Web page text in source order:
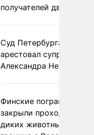
получателей двух
Суд Петербурга заочно
арестовал супругу
Александра Невзорова
Финские пограничники
закрыли проходы для
диких животных на